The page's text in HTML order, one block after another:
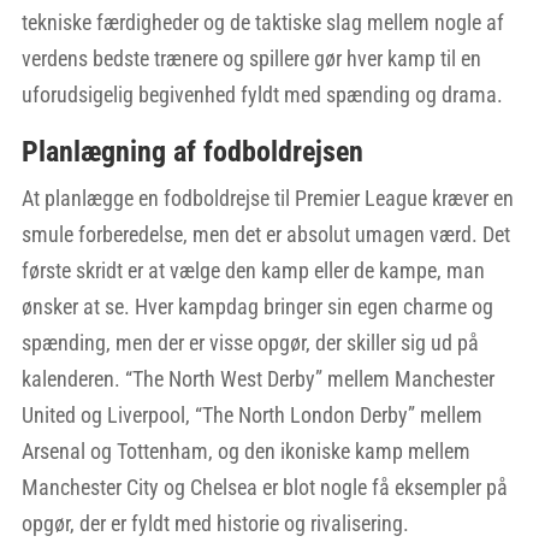
tekniske færdigheder og de taktiske slag mellem nogle af
verdens bedste trænere og spillere gør hver kamp til en
uforudsigelig begivenhed fyldt med spænding og drama.
Planlægning af fodboldrejsen
At planlægge en fodboldrejse til Premier League kræver en
smule forberedelse, men det er absolut umagen værd. Det
første skridt er at vælge den kamp eller de kampe, man
ønsker at se. Hver kampdag bringer sin egen charme og
spænding, men der er visse opgør, der skiller sig ud på
kalenderen. “The North West Derby” mellem Manchester
United og Liverpool, “The North London Derby” mellem
Arsenal og Tottenham, og den ikoniske kamp mellem
Manchester City og Chelsea er blot nogle få eksempler på
opgør, der er fyldt med historie og rivalisering.